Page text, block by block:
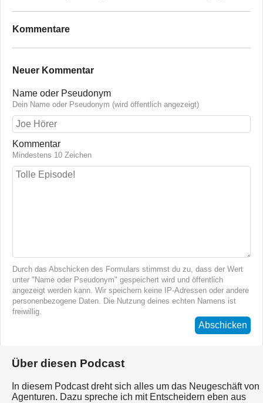
Kommentare
Neuer Kommentar
Name oder Pseudonym
Dein Name oder Pseudonym (wird öffentlich angezeigt)
Kommentar
Mindestens 10 Zeichen
Durch das Abschicken des Formulars stimmst du zu, dass der Wert
unter "Name oder Pseudonym" gespeichert wird und öffentlich
angezeigt werden kann. Wir speichern keine IP-Adressen oder andere
personenbezogene Daten. Die Nutzung deines echten Namens ist
freiwillig.
Abschicken
Über diesen Podcast
In diesem Podcast dreht sich alles um das Neugeschäft von
Agenturen. Dazu spreche ich mit Entscheidern eben aus